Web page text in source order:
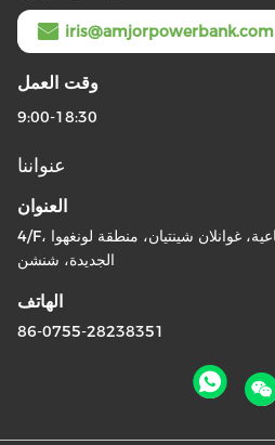
iris@amjorpowerbank.com
وقت العمل
9:00-18:30
عنواننا
العنوان
4/F، المبنى 1، منطقة هايدوي الصناعية، غوانلان شينتيان، منطقة لونغهوا
الجديدة، شنشن
الهاتف
86-0755-28238351